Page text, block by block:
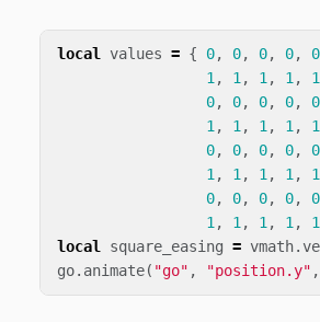
local values = { 0, 0, 0, 0, 0
1, 1, 1, 1, 1
0, 0, 0, 0, 0
1, 1, 1, 1, 1
0, 0, 0, 0, 0
1, 1, 1, 1, 1
0, 0, 0, 0, 0
1, 1, 1, 1, 1
local square_easing = vmath.
go. animate( "go" , "position.y" ,